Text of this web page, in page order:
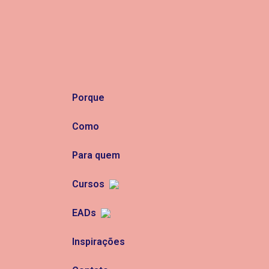
Porque
Como
Para quem
Cursos
EADs
Inspirações